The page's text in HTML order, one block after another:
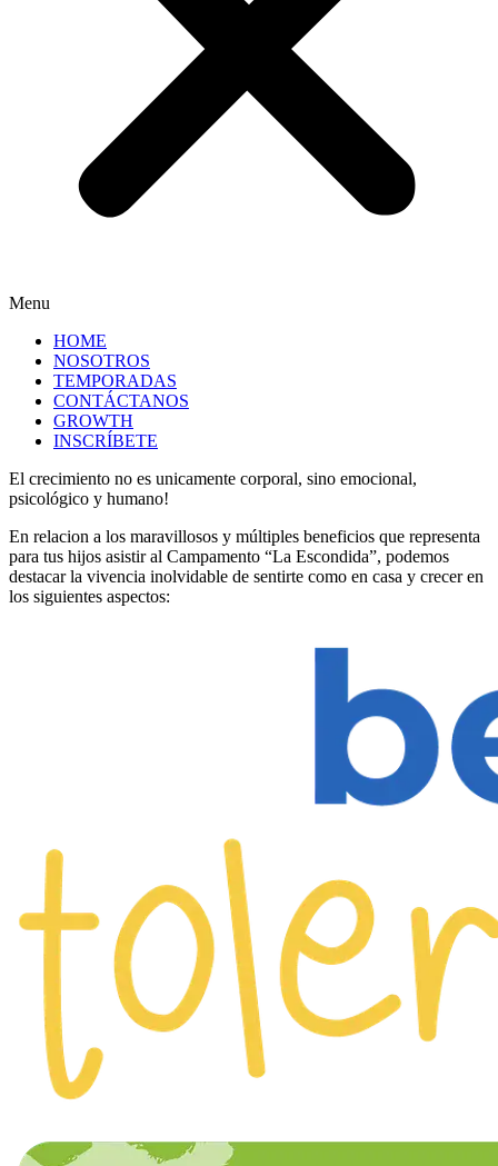
Menu
HOME
NOSOTROS
TEMPORADAS
CONTÁCTANOS
GROWTH
INSCRÍBETE
El crecimiento no es unicamente corporal, sino emocional,
psicológico y humano!
En relacion a los maravillosos y múltiples beneficios que representa
para tus hijos asistir al Campamento “La Escondida”, podemos
destacar la vivencia inolvidable de sentirte como en casa y crecer en
los siguientes aspectos: